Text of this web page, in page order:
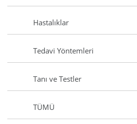
Hastalıklar
Tedavi Yöntemleri
Tanı ve Testler
TÜMÜ